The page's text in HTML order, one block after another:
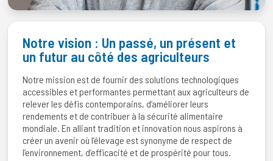
Notre vision : Un passé, un présent et
un futur au côté des agriculteurs
Notre mission est de fournir des solutions technologiques
accessibles et performantes permettant aux agriculteurs de
relever les défis contemporains, d’améliorer leurs
rendements et de contribuer à la sécurité alimentaire
mondiale. En alliant tradition et innovation nous aspirons à
créer un avenir où l’élevage est synonyme de respect de
l’environnement, d’efficacité et de prospérité pour tous.